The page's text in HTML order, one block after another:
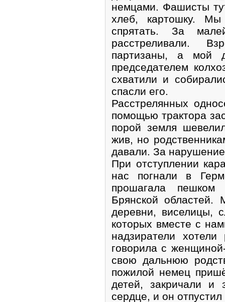
немцами. Фашисты
хлеб, картошку.
спрятать. За
расстреливали.
партизаны, а мой
председателем
схватили и
спасли его.
Расстрелянных
помощью трактора
порой земля
жив, но
давали. За
При отступлении
нас погнали в
прошагала
Брянской
деревни, виселицы,
которых вместе с
надзиратели
говорила с
свою дальнюю
пожилой немец
детей, закричали и
сердце, и он